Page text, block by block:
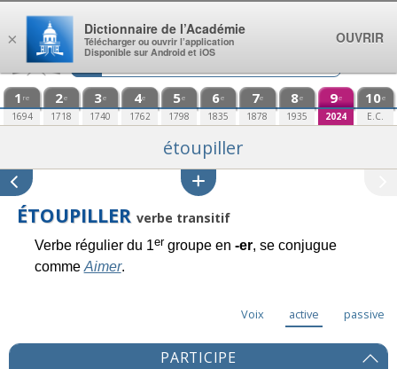
Aller au contenu
1 re
1694
2e
1718
3e
1740
4e
1762
5e
1798
6e
1835
7e
1878
8e
1935
9e
2024
10e
E.C.
étoupiller
ÉTOUPILLER verbe transitif
Verbe régulier du 1ergroupe en -er, se conjugue
comme Aimer.
Voix active passive
PARTICIPE
×
Dictionnaire de l’Académie
Télécharger ou ouvrir l’application
Disponible sur Android et iOS
OUVRIR